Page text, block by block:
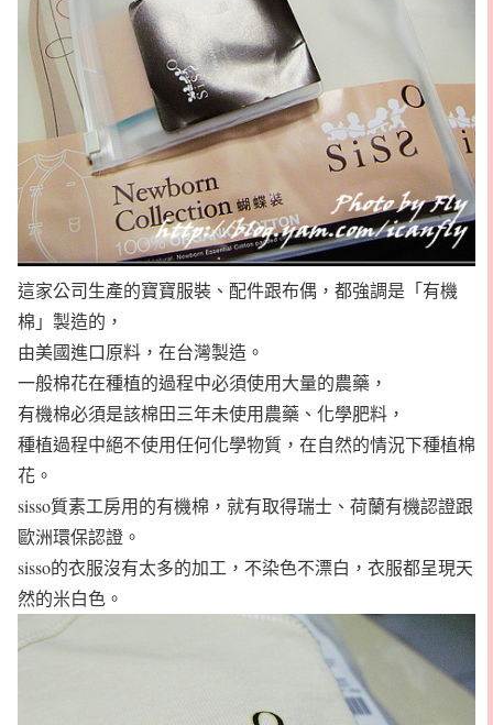
這家公司生產的寶寶服裝、配件跟布偶，都強調是「有機
棉」製造的，
由美國進口原料，在台灣製造。
一般棉花在種植的過程中必須使用大量的農藥，
有機棉必須是該棉田三年未使用農藥、化學肥料，
種植過程中絕不使用任何化學物質，在自然的情況下種植棉
花。
sisso質素工房用的有機棉，就有取得瑞士、荷蘭有機認證跟
歐洲環保認證。
sisso的衣服沒有太多的加工，不染色不漂白，衣服都呈現天
然的米白色。